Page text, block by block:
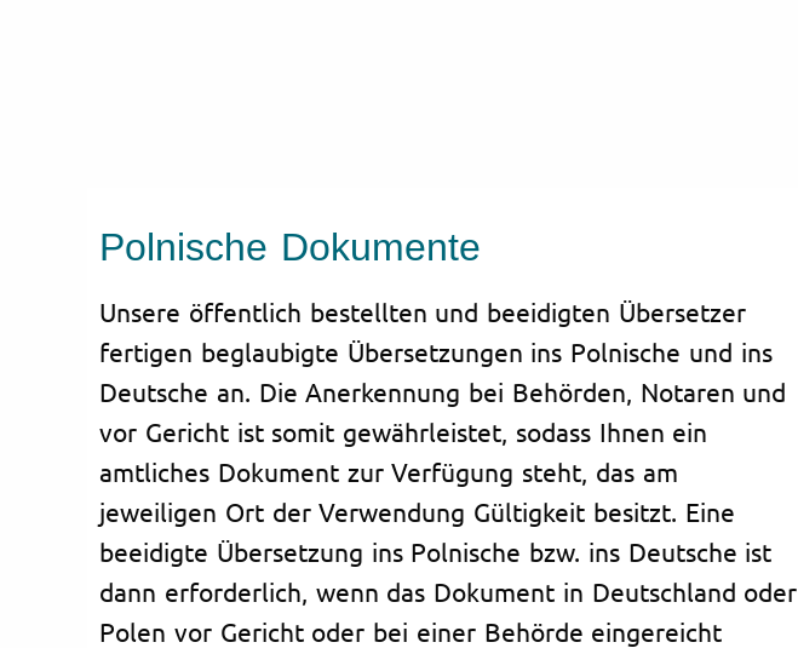
Polnische Dokumente
Unsere öffentlich bestellten und beeidigten Übersetzer
fertigen beglaubigte Übersetzungen ins Polnische und ins
Deutsche an. Die Anerkennung bei Behörden, Notaren und
vor Gericht ist somit gewährleistet, sodass Ihnen ein
amtliches Dokument zur Verfügung steht, das am
jeweiligen Ort der Verwendung Gültigkeit besitzt. Eine
beeidigte Übersetzung ins Polnische bzw. ins Deutsche ist
dann erforderlich, wenn das Dokument in Deutschland oder
Polen vor Gericht oder bei einer Behörde eingereicht